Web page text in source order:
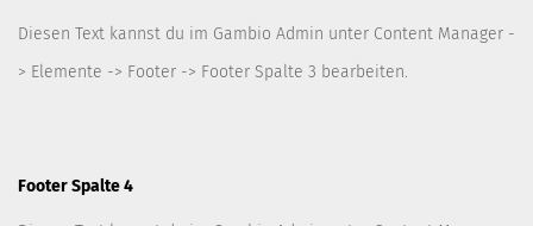
Diesen Text kannst du im Gambio Admin unter Content Manager -
> Elemente -> Footer -> Footer Spalte 3 bearbeiten.
Footer Spalte 4